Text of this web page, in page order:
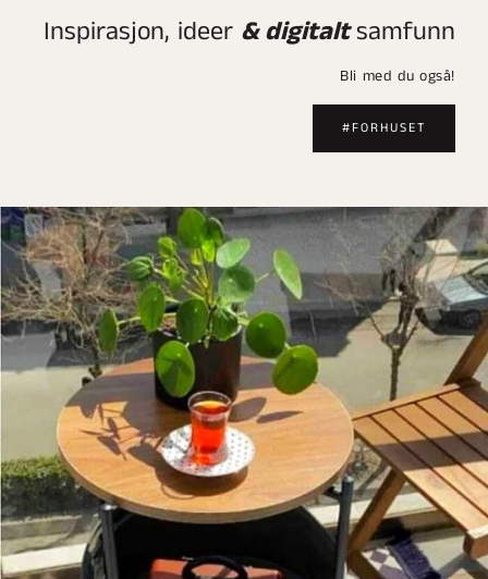
Inspirasjon, ideer & digitaltsamfunn
Bli med du også!
#FORHUSET